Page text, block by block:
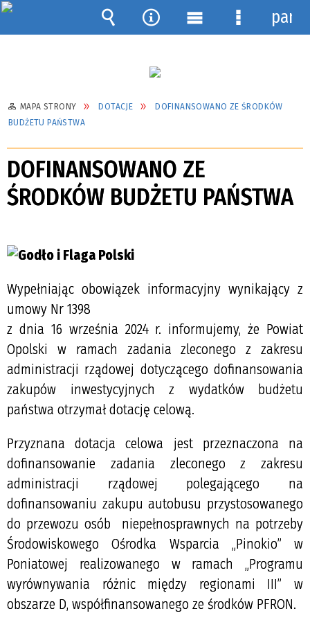
MAPA STRONY DOTACJE
DOFINANSOWANO ZE ŚRODKÓW
BUDŻETU PAŃSTWA
DOFINANSOWANO ZE
ŚRODKÓW BUDŻETU PAŃSTWA
Wypełniając obowiązek informacyjny wynikający z
umowy Nr 1398
z dnia 16 września 2024 r. informujemy, że Powiat
Opolski w ramach zadania zleconego z zakresu
administracji rządowej dotyczącego dofinansowania
zakupów inwestycyjnych z wydatków budżetu
państwa otrzymał dotację celową.
Przyznana dotacja celowa jest przeznaczona na
dofinansowanie zadania zleconego z zakresu
administracji rządowej polegającego na
dofinansowaniu zakupu autobusu przystosowanego
do przewozu osób niepełnosprawnych na potrzeby
Środowiskowego Ośrodka Wsparcia „Pinokio” w
Poniatowej realizowanego w ramach „Programu
wyrównywania różnic między regionami III” w
obszarze D, współfinansowanego ze środków PFRON.
Wyszukiwarka
Narzędzia
Menu Menu
panel